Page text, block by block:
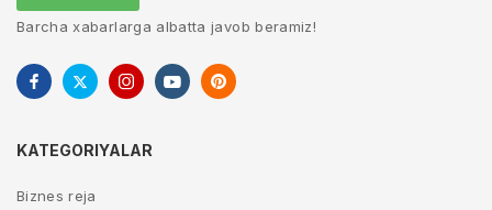
Barcha xabarlarga albatta javob beramiz!
KATEGORIYALAR
Biznes reja